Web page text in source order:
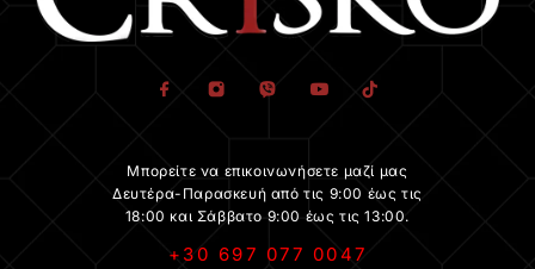
Μπορείτε να επικοινωνήσετε μαζί μας
Δευτέρα-Παρασκευή από τις 9:00 έως τις
18:00 και Σάββατο 9:00 έως τις 13:00.
+30 697 077 0047